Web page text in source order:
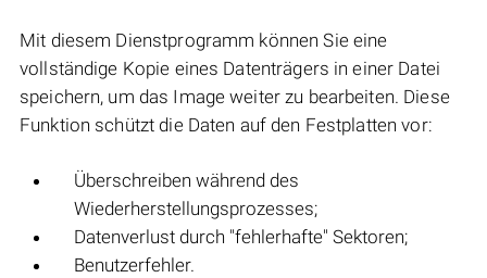
Mit diesem Dienstprogramm können Sie eine
vollständige Kopie eines Datenträgers in einer Datei
speichern, um das Image weiter zu bearbeiten. Diese
Funktion schützt die Daten auf den Festplatten vor:
Überschreiben während des
Wiederherstellungsprozesses;
Datenverlust durch "fehlerhafte" Sektoren;
Benutzerfehler.